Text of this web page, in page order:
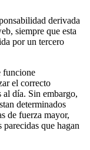
derivada
siempre que esta
por un tercero
funcione
el correcto
día. Sin embargo,
determinados
de fuerza mayor,
parecidas que hagan